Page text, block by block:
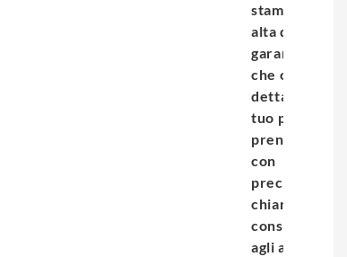
stampa di
alta qualità
garantisce
che ogni
dettaglio del
tuo progetto
prenda vita
con
precisione e
chiarezza,
consentendo
agli architetti